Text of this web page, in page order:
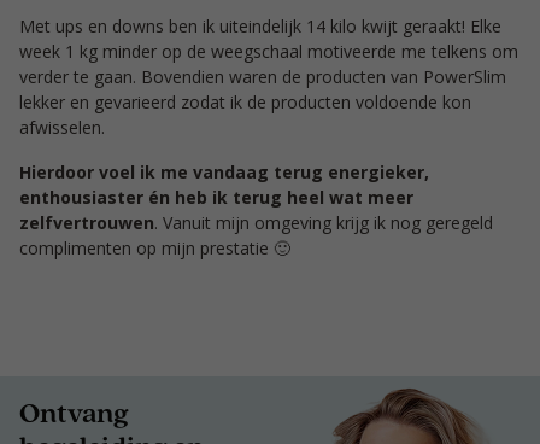
Met ups en downs ben ik uiteindelijk 14 kilo kwijt geraakt! Elke
week 1 kg minder op de weegschaal motiveerde me telkens om
verder te gaan. Bovendien waren de producten van PowerSlim
lekker en gevarieerd zodat ik de producten voldoende kon
afwisselen.
Hierdoor voel ik me vandaag terug energieker,
enthousiaster én heb ik terug heel wat meer
zelfvertrouwen. Vanuit mijn omgeving krijg ik nog geregeld
complimenten op mijn prestatie 🙂
Ontvang